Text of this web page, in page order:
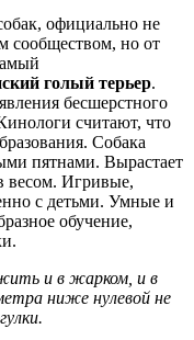
официально не
сообществом, но от
голый терьер.
бесшерстного
считают, что
Собака
пятнами. Вырастает
весом. Игривые,
с детьми. Умные и
обучение,
и в жарком, и в
ниже нулевой не